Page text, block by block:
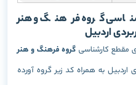
گروه فرهنگ و هنر
اردبیل
مقطع کارشناسی گروه فرهنگ و هنر
اردبیل به همراه کد زیر گروه آورده